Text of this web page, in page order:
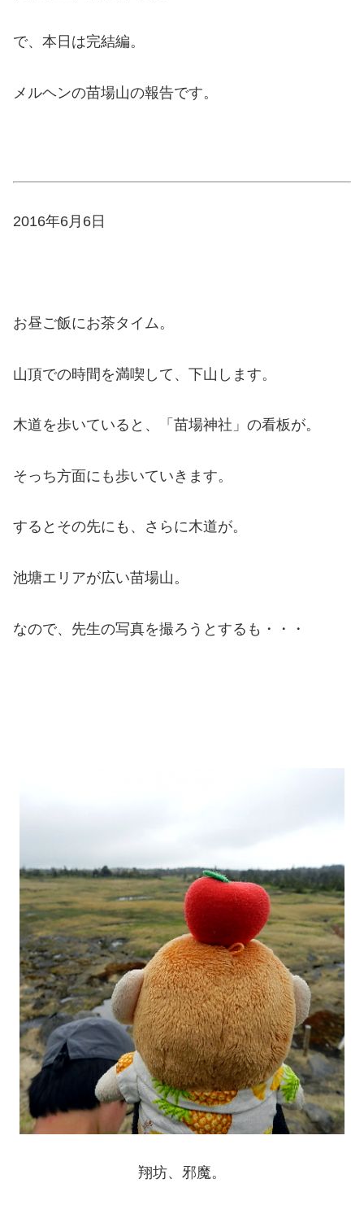
で、本日は完結編。
メルヘンの苗場山の報告です。
2016年6月6日
お昼ご飯にお茶タイム。
山頂での時間を満喫して、下山します。
木道を歩いていると、「苗場神社」の看板が。
そっち方面にも歩いていきます。
するとその先にも、さらに木道が。
池塘エリアが広い苗場山。
なので、先生の写真を撮ろうとするも・・・
翔坊、邪魔。